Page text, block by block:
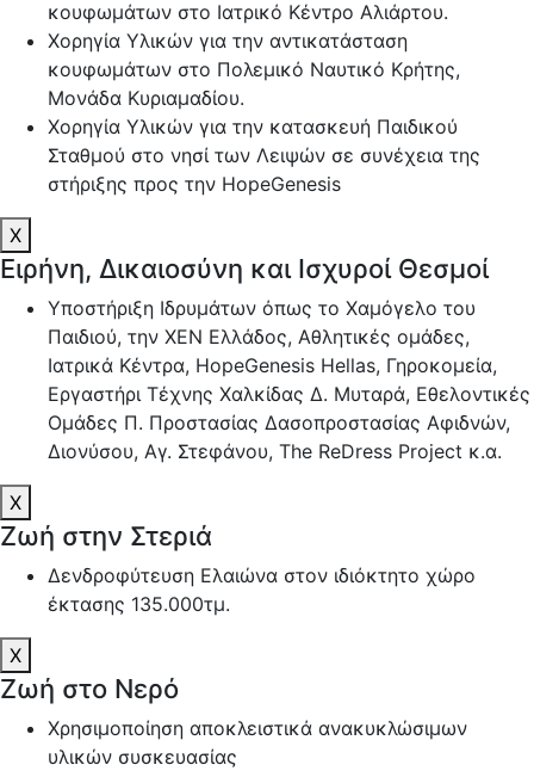
κουφωμάτων στο Ιατρικό Κέντρο Αλιάρτου.
Χορηγία Υλικών για την αντικατάσταση
κουφωμάτων στο Πολεμικό Ναυτικό Κρήτης,
Μονάδα Κυριαμαδίου.
Χορηγία Υλικών για την κατασκευή Παιδικού
Σταθμού στο νησί των Λειψών σε συνέχεια της
στήριξης προς την HopeGenesis
X
Ειρήνη, Δικαιοσύνη και Ισχυροί Θεσμοί
Υποστήριξη Ιδρυμάτων όπως το Χαμόγελο του
Παιδιού, την ΧΕΝ Ελλάδος, Αθλητικές ομάδες,
Ιατρικά Κέντρα, HopeGenesis Hellas, Γηροκομεία,
Εργαστήρι Τέχνης Χαλκίδας Δ. Μυταρά, Εθελοντικές
Ομάδες Π. Προστασίας Δασοπροστασίας Αφιδνών,
Διονύσου, Αγ. Στεφάνου, The ReDress Project κ.α.
X
Ζωή στην Στεριά
Δενδροφύτευση Ελαιώνα στον ιδιόκτητο χώρο
έκτασης 135.000τμ.
X
Ζωή στο Νερό
Χρησιμοποίηση αποκλειστικά ανακυκλώσιμων
υλικών συσκευασίας